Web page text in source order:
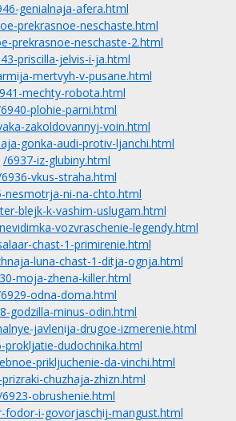
genialnaja-afera.html
prekrasnoe-neschaste.html
prekrasnoe-neschaste-2.html
priscilla-jelvis-i-ja.html
mertvyh-v-pusane.html
mechty-robota.html
plohie-parni.html
zakoldovannyj-voin.html
gonka-audi-protiv-ljanchi.html
/6937-iz-glubiny.html
vkus-straha.html
nesmotrja-ni-na-chto.html
blejk-k-vashim-uslugam.html
vozvraschenie-legendy.html
chast-1-primirenie.html
luna-chast-1-ditja-ognja.html
moja-zhena-killer.html
odna-doma.html
godzilla-minus-odin.html
javlenija-drugoe-izmerenie.html
prokljatie-dudochnika.html
prikljuchenie-da-vinchi.html
chuzhaja-zhizn.html
obrushenie.html
fodor-i-govorjaschij-mangust.html